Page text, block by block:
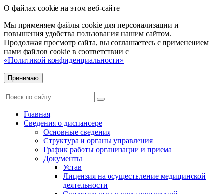
О файлах cookie на этом веб-сайте
Мы применяем файлы cookie для персонализации и
повышения удобства пользования нашим сайтом.
Продолжая просмотр сайта, вы соглашаетесь с применением
нами файлов cookie в соответствии с
«Политикой конфиденциальности»
Принимаю
Главная
Сведения о диспансере
Основные сведения
Структура и органы управления
График работы организации и приема
Документы
Устав
Лицензия на осуществление медицинской
деятельности